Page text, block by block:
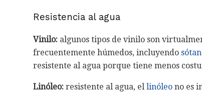
Resistencia al agua
Vinilo: algunos tipos de vinilo son
frecuentemente húmedos, incluyendo
resistente al agua porque tiene menos
Linóleo: resistente al agua, el linóleo no es